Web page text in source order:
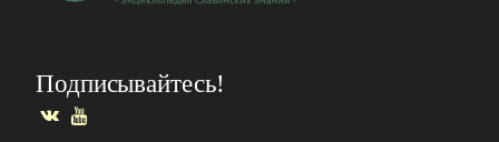
Подписывайтесь!
ВКонтакте